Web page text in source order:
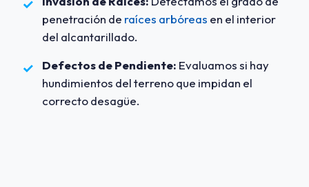
✓
penetración de raíces arbóreas en el interior
del alcantarillado.
✓ Defectos de Pendiente: Evaluamos si hay
hundimientos del terreno que impidan el
correcto desagüe.